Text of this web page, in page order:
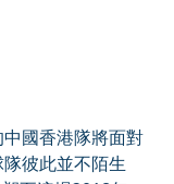
國香港隊將面對
彼此並不陌生